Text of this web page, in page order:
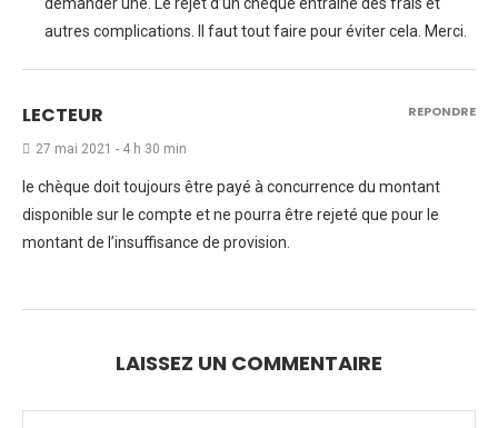
autres complications. Il faut tout faire pour éviter cela. Merci.
LECTEUR
27 mai 2021 - 4 h 30 min
le chèque doit toujours être payé à concurrence du montant
disponible sur le compte et ne pourra être rejeté que pour le
montant de l’insuffisance de provision.
REPONDRE
LAISSEZ UN COMMENTAIRE